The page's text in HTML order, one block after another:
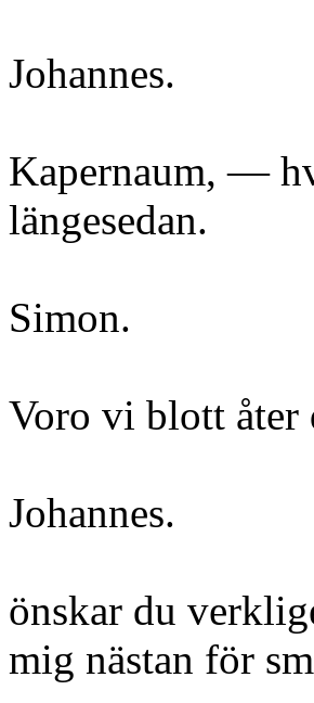
Johannes.
Kapernaum, —
längesedan.
Simon.
Voro vi blott åter
Johannes.
önskar du
mig nästan för